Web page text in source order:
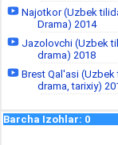
Najotkor (Uzbek
Drama) 2014
Jazolovchi (Uzbek
drama) 2018
Brest Qal'asi (Uzbek
drama, tarixiy)
Barcha Izohlar: 0